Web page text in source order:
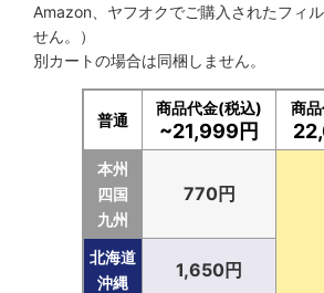
Amazon、ヤフオクでご購入されたフィ
せん。）
別カートの場合は同梱しません。
普通
商品代金(税込)
~21,999円
商
本州
四国
九州
770円
北海道
沖縄
1,650円